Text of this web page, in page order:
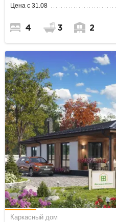
Цена с 31.08
4 3 2
Каркасный дом